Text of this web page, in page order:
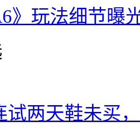
》玩法细节
试两天鞋未买